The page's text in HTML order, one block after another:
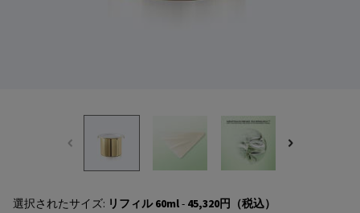
選択されたサイズ: リフィル 60ml- 45,320円 （税込）